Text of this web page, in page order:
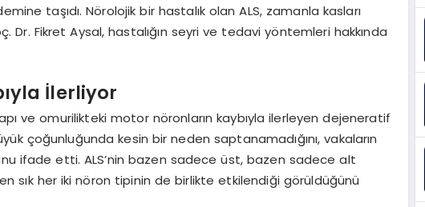
taşıdı. Nörolojik bir hastalık olan ALS, zamanla kasları
Dr. Fikret Aysal, hastalığın seyri ve tedavi yöntemleri hakkında
İlerliyor
ve omurilikteki motor nöronların kaybıyla ilerleyen dejeneratif
çoğunluğunda kesin bir neden saptanamadığını, vakaların
ifade etti. ALS’nin bazen sadece üst, bazen sadece alt
sık her iki nöron tipinin de birlikte etkilendiği görüldüğünü